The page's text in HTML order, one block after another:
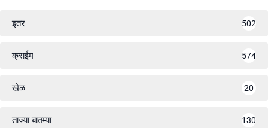
इतर 502
क्राईम 574
खेळ 20
ताज्या बातम्या 130